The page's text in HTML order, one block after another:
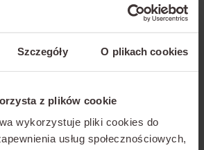
Szczegóły O plikach cookies
z plików cookie
wykorzystuje pliki cookies do
usług społecznościowych,
Corab
fotowoltaicznych i modułów
letnim doświadczeniem w biznesie.